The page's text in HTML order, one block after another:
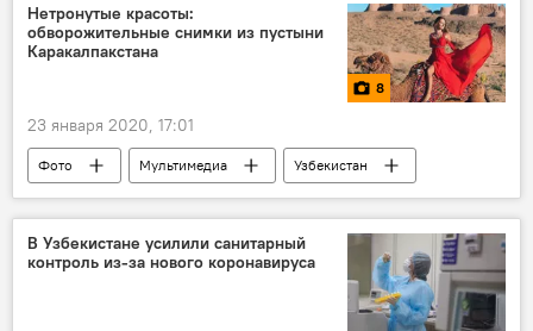
Нетронутые красоты:
обворожительные снимки из пустыни
Каракалпакстана
8
23 января 2020, 17:01
Фото Мультимедиа
Узбекистан
Каракалпакстан
В Узбекистане усилили санитарный
контроль из-за нового коронавируса